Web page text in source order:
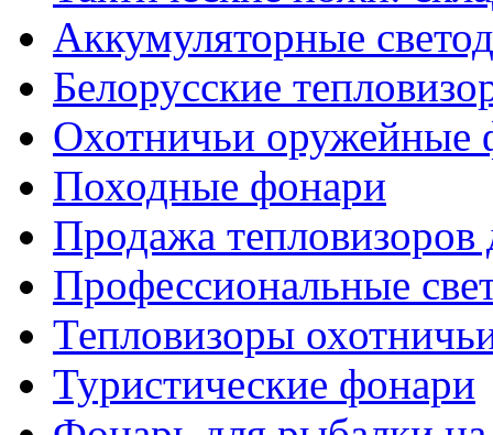
Аккумуляторные
Белорусские
Охотничьи оружейные
Походные фонари
Продажа тепловизоров
Профессиональные
Тепловизоры
Туристические фонари